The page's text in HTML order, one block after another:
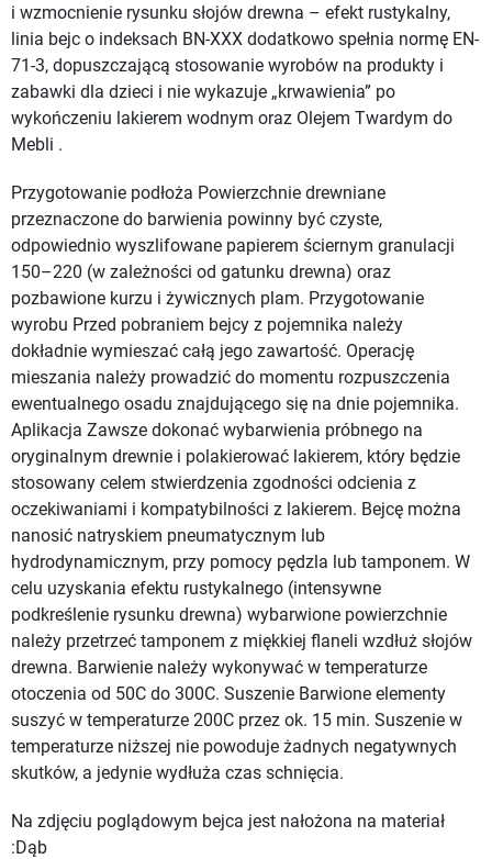
i wzmocnienie rysunku słojów drewna – efekt rustykalny,
linia bejc o indeksach BN-XXX dodatkowo spełnia normę EN-
71-3, dopuszczającą stosowanie wyrobów na produkty i
zabawki dla dzieci i nie wykazuje „krwawienia” po
wykończeniu lakierem wodnym oraz Olejem Twardym do
Mebli .
Przygotowanie podłoża Powierzchnie drewniane
przeznaczone do barwienia powinny być czyste,
odpowiednio wyszlifowane papierem ściernym granulacji
150–220 (w zależności od gatunku drewna) oraz
pozbawione kurzu i żywicznych plam. Przygotowanie
wyrobu Przed pobraniem bejcy z pojemnika należy
dokładnie wymieszać całą jego zawartość. Operację
mieszania należy prowadzić do momentu rozpuszczenia
ewentualnego osadu znajdującego się na dnie pojemnika.
Aplikacja Zawsze dokonać wybarwienia próbnego na
oryginalnym drewnie i polakierować lakierem, który będzie
stosowany celem stwierdzenia zgodności odcienia z
oczekiwaniami i kompatybilności z lakierem. Bejcę można
nanosić natryskiem pneumatycznym lub
hydrodynamicznym, przy pomocy pędzla lub tamponem. W
celu uzyskania efektu rustykalnego (intensywne
podkreślenie rysunku drewna) wybarwione powierzchnie
należy przetrzeć tamponem z miękkiej flaneli wzdłuż słojów
drewna. Barwienie należy wykonywać w temperaturze
otoczenia od 50C do 300C. Suszenie Barwione elementy
suszyć w temperaturze 200C przez ok. 15 min. Suszenie w
temperaturze niższej nie powoduje żadnych negatywnych
skutków, a jedynie wydłuża czas schnięcia.
Na zdjęciu poglądowym bejca jest nałożona na materiał
:Dąb